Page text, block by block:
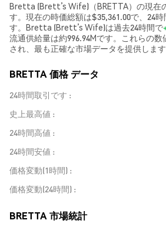
Bretta (Brett’s Wife)（BRETTA）の現在
す。現在の時価総額は$35,361.00で、24
す。Bretta (Brett’s Wife)は過去24時間で
流通供給量は約996.94Mです。これらの
され、最も正確な市場データを提供します
BRETTA 価格 データ
24時間取引です
史上最高値
24時間高値
24時間安値
価格変動(1時間)
価格変動(24時間)
BRETTA 市場統計